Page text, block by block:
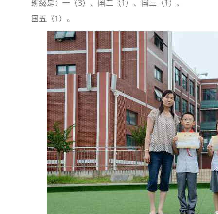
班级是：一（3）、国二（1）、国三（1）、
国五（1）。